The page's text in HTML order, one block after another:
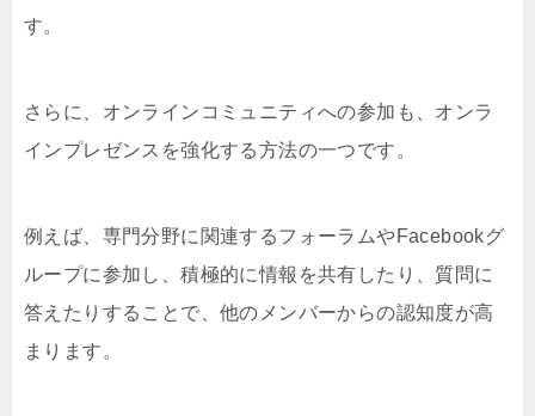
す。
さらに、オンラインコミュニティへの参加も、オンラ
インプレゼンスを強化する方法の一つです。
例えば、専門分野に関連するフォーラムやFacebookグ
ループに参加し、積極的に情報を共有したり、質問に
答えたりすることで、他のメンバーからの認知度が高
まります。